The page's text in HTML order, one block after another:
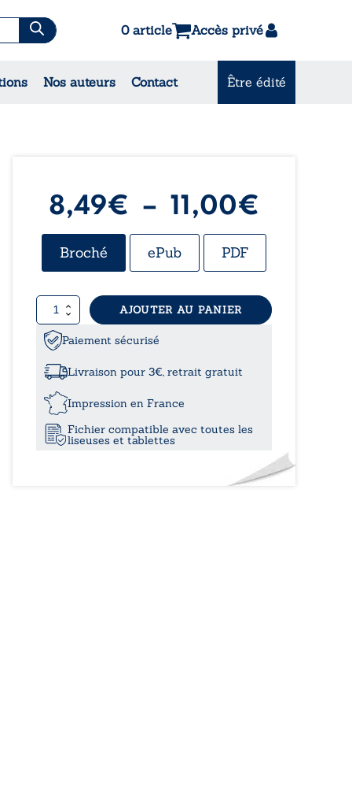
0 article Accès privé
Nos auteurs Contact Être édité
& Contes
8,49€ – 11,00€
de
8,49€
Broché ePub PDF
quantité
de
De
Anélia
ma
d’adopté
AJOUTER AU PANIER
Paiement sécurisé
Livraison pour 3€, retrait gratuit
Impression en France
Fichier compatible avec toutes les
liseuses et tablettes